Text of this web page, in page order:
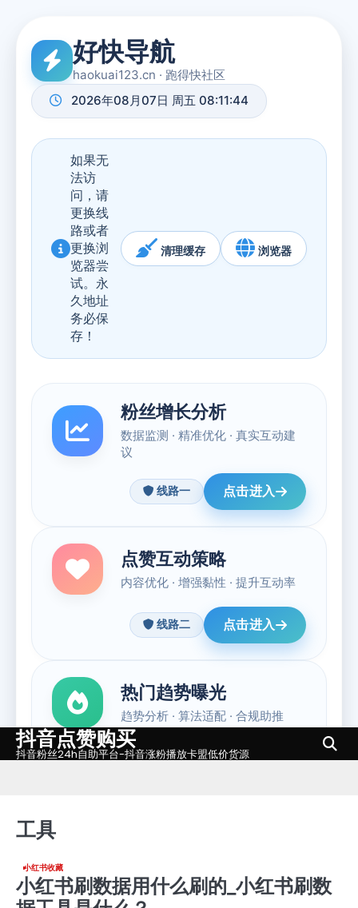
Skip抖音点赞购买
抖音粉丝24h自助平台-抖音涨粉播放卡盟低价货源
工具
小红书收藏
小红书刷数据用什么刷的_小红书刷数